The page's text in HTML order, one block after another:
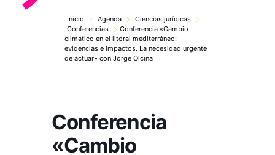
Inicio Agenda
Ciencias jurídicas
Conferencias
Conferencia «Cambio
climático en el litoral mediterráneo:
evidencias e impactos. La necesidad urgente
de actuar» con Jorge Olcina
Conferencia
«Cambio